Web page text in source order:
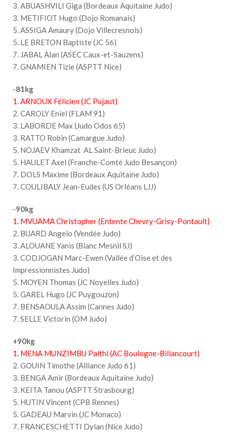
3. ABUASHVILI Giga (Bordeaux Aquitaine Judo)
3. METIFIOT Hugo (Dojo Romanais)
5. ASSIGA Amaury (Dojo Villecresnois)
5. LE BRETON Baptiste (JC 56)
7. JABAL Alan (ASEC Caux-et-Sauzens)
7. GNAMIEN Tizie (ASPTT Nice)
-81kg
1. ARNOUX Félicien (JC Pujaut)
2. CAROLY Eniel (FLAM 91)
3. LABORDE Max (Judo Odos 65)
3. RATTO Robin (Camargue Judo)
5. NOJAEV Khamzat AL Saint-Brieuc Judo)
5. HAULET Axel (Franche-Comté Judo Besançon)
7. DOLS Maxime (Bordeaux Aquitaine Judo)
7. COULIBALY Jean-Eudes (US Orléans LJJ)
-90kg
1. MVUAMA Christopher (Entente Chevry-Grisy-Pontault)
2. BUARD Angelo (Vendée Judo)
3. ALOUANE Yanis (Blanc Mesnil SJ)
3. CODJOGAN Marc-Ewen (Vallée d’Oise et des
Impressionnistes Judo)
5. MOYEN Thomas (JC Noyelles Judo)
5. GAREL Hugo (JC Puygouzon)
7. BENSAOULA Assim (Cannes Judo)
7. SELLE Victorin (OM Judo)
+90kg
1. MENA MUNZIMBU Palthi (AC Boulogne-Billancourt)
2. GOUIN Timothe (Alliance Judo 61)
3. BENGA Amir (Bordeaux Aquitaine Judo)
3. KEITA Tanou (ASPTT Strasbourg)
5. HUTIN Vincent (CPB Rennes)
5. GADEAU Marvin (JC Monaco)
7. FRANCESCHETTI Dylan (Nice Judo)